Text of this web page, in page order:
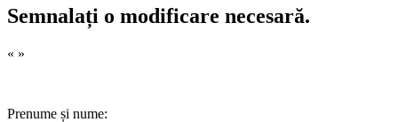
Semnalați o modificare necesară.
« »
Prenume și nume: